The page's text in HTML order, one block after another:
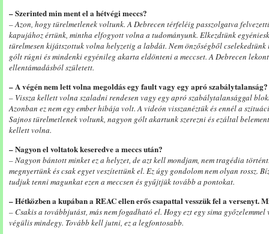
– Szerinted min ment el a hétvégi meccs?
– Azon, hogy türelmetlenek voltunk. A Debrecen térfeléig passzolgatva
kapujához értünk, mintha elfogyott volna a tudományunk. Elkezdtünk
türelmesen kijátszottuk volna helyzetig a labdát. Nem önzőségből
gólt rúgni és mindenki egyénileg akarta eldönteni a meccset. A Debrecen
ellentámadásból született.
– A végén nem lett volna megoldás egy fault vagy egy apró szabálytalanság?
– Vissza kellett volna szaladni rendesen vagy egy apró szabálytalansággal
Azonban ez nem egy ember hibája volt. A videón visszanéztük és ennél a
Sajnos türelmetlenek voltunk, nagyon gólt akartunk szerezni és ezáltal
kellett volna.
– Nagyon el voltatok keseredve a meccs után?
– Nagyon bántott minket ez a helyzet, de azt kell mondjam, nem tragédia
megnyertünk és csak egyet veszítettünk el. Ez úgy gondolom nem olyan rossz.
tudjuk tenni magunkat ezen a meccsen és gyűjtjük tovább a pontokat.
– Hétközben a kupában a REAC ellen erős csapattal vesszük fel a versenyt.
– Csakis a továbbjutást, más nem fogadható el. Hogy ezt egy sima
végülis mindegy. Tovább kell jutni, ez a legfontosabb.